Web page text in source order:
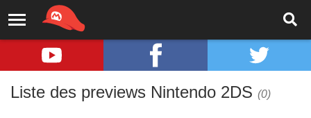
Liste des previews Nintendo 2DS (0)